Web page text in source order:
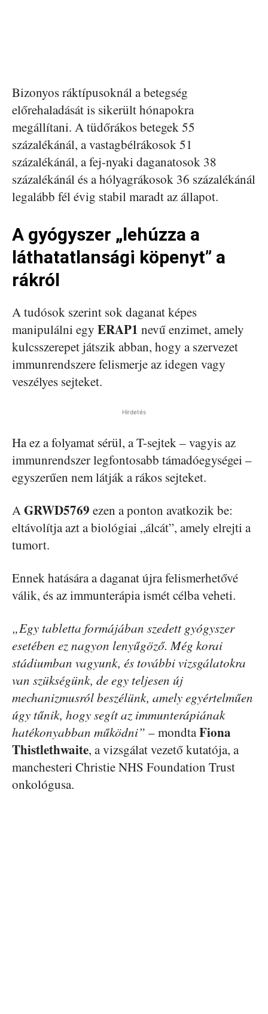
Bizonyos ráktípusoknál a betegség
előrehaladását is sikerült hónapokra
megállítani. A tüdőrákos betegek 55
százalékánál, a vastagbélrákosok 51
százalékánál, a fej-nyaki daganatosok 38
százalékánál és a hólyagrákosok 36 százalékánál
legalább fél évig stabil maradt az állapot.
A gyógyszer „lehúzza a
láthatatlansági köpenyt” a
rákról
A tudósok szerint sok daganat képes
manipulálni egy ERAP1 nevű enzimet, amely
kulcsszerepet játszik abban, hogy a szervezet
immunrendszere felismerje az idegen vagy
veszélyes sejteket.
Hirdetés
Ha ez a folyamat sérül, a T-sejtek – vagyis az
immunrendszer legfontosabb támadóegységei –
egyszerűen nem látják a rákos sejteket.
AGRWD5769 ezen a ponton avatkozik be:
eltávolítja azt a biológiai „álcát”, amely elrejti a
tumort.
Ennek hatására a daganat újra felismerhetővé
válik, és az immunterápia ismét célba veheti.
„Egy tabletta formájában szedett gyógyszer
esetében ez nagyon lenyűgöző. Még korai
stádiumban vagyunk, és további vizsgálatokra
van szükségünk, de egy teljesen új
mechanizmusról beszélünk, amely egyértelműen
úgy tűnik, hogy segít az immunterápiának
hatékonyabban működni” – mondtaFiona
Thistlethwaite, a vizsgálat vezető kutatója, a
manchesteri Christie NHS Foundation Trust
onkológusa.